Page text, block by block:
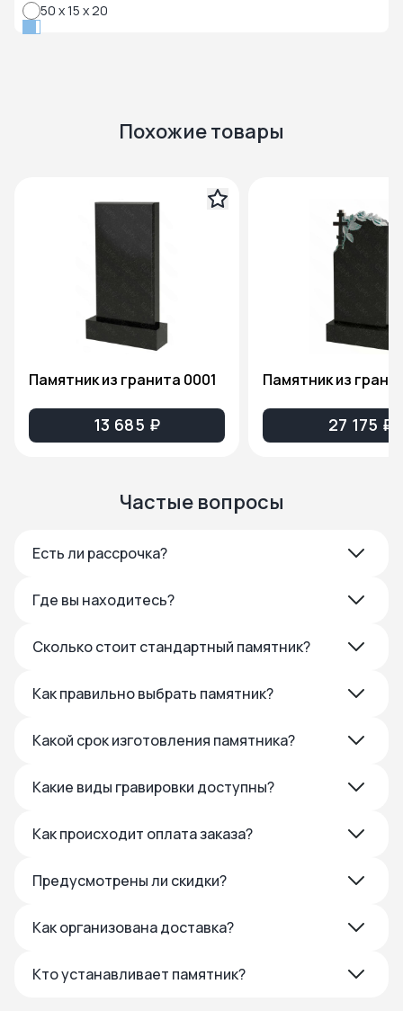
50 x 15 x 20
Похожие товары
Памятник из гранита 0001
13 685 ₽ 27 175 ₽
Частые вопросы
Есть ли рассрочка?
Где вы находитесь?
Сколько стоит стандартный памятник?
Как правильно выбрать памятник?
Какой срок изготовления памятника?
Какие виды гравировки доступны?
Как происходит оплата заказа?
Предусмотрены ли скидки?
Как организована доставка?
Кто устанавливает памятник?